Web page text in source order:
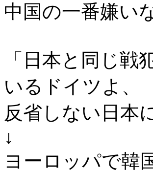
中国の一番嫌い
「日本と同じ
いるドイツよ、
反省しない日本
↓
ヨーロッパで韓